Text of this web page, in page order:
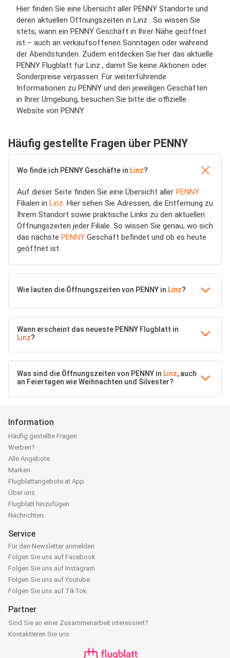
Hier finden Sie eine Übersicht aller PENNY Standorte und
deren aktuellen Öffnungszeiten in Linz . So wissen Sie
stets, wann ein PENNY Geschäft in Ihrer Nähe geöffnet
ist – auch an verkaufsoffenen Sonntagen oder während
der Abendstunden. Zudem entdecken Sie hier das aktuelle
PENNY Flugblatt für Linz , damit Sie keine Aktionen oder
Sonderpreise verpassen. Für weiterführende
Informationen zu PENNY und den jeweiligen Geschäften
in Ihrer Umgebung, besuchen Sie bitte die offizielle
Website von PENNY.
Häufig gestellte Fragen über PENNY
Wo finde ich PENNY Geschäfte in Linz?
Auf dieser Seite finden Sie eine Übersicht aller PENNY
Filialen in Linz. Hier sehen Sie Adressen, die Entfernung zu
Ihrem Standort sowie praktische Links zu den aktuellen
Öffnungszeiten jeder Filiale. So wissen Sie genau, wo sich
das nächste PENNY Geschäft befindet und ob es heute
geöffnet ist.
Wie lauten die Öffnungszeiten von PENNY in Linz?
Wann erscheint das neueste PENNY Flugblatt in
Linz?
Was sind die Öffnungszeiten von PENNY in Linz, auch
an Feiertagen wie Weihnachten und Silvester?
Information
Häufig gestellte Fragen
Werben?
Alle Angebote
Marken
Flugblattangebote.at App
Über uns
Flugblatt hinzufügen
Nachrichten
Service
Für den Newsletter anmelden
Folgen Sie uns auf Facebook
Folgen Sie uns auf Instagram
Folgen Sie uns auf Youtube
Folgen Sie uns auf TikTok
Partner
Sind Sie an einer Zusammenarbeit interessiert?
Kontaktieren Sie uns